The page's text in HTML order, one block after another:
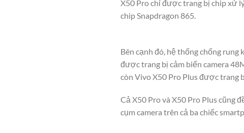
X50 Pro chỉ được trang bị chip xử
chip Snapdragon 865.
Bên cạnh đó, hệ thống chống
được trang bị cảm biến camera
còn Vivo X50 Pro Plus được trang
Cả X50 Pro và X50 Pro Plus cũng
cụm camera trên cả ba chiếc